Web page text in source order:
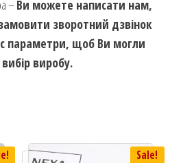
–Ви можете написати нам,
зворотний дзвінок
параметри, щоб Ви могли
виробу.
Sale!